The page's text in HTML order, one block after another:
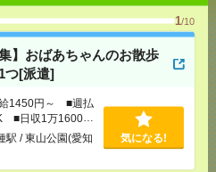
1/10
】おばあちゃんのお散歩
つ[派遣]
1450円～ ■週払
■日収1万1600円
駅 / 東山公園(愛知
気になる!
円～ ■週払い
以上
山公園(愛知県)駅
2千円相当プレゼント】生